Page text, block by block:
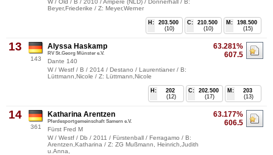
W / Old / B / 2010 / Ampere (NLD) / Donnerhall / B:
Beyer,Friederike / Z: Meyer,Werner
M:
198.500
(15)
C:
210.500
(10)
H:
203.500
(10)
13
143
63.281%
607.5
Alyssa Haskamp
RV St.Georg Münster e.V.
Dante 140
W / Westf / B / 2014 / Destano / Laurentianer / B:
Lüttmann,Nicole / Z: Lüttmann,Nicole
M:
203
(13)
C:
202.500
(17)
H:
202
(12)
14
361
63.177%
606.5
Katharina Arentzen
Pferdesportgemeinschaft Samern e.V.
Fürst Fred M
W / Westf / Db / 2011 / Fürstenball / Ferragamo / B:
Arentzen,Katharina / Z: ZG Mußmann, Heinrich,Judith
u.Anna,